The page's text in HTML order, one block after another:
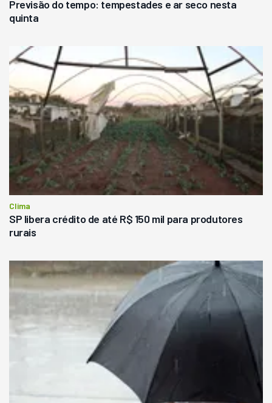
Previsão do tempo: tempestades e ar seco nesta
quinta
Clima
SP libera crédito de até R$ 150 mil para produtores
rurais